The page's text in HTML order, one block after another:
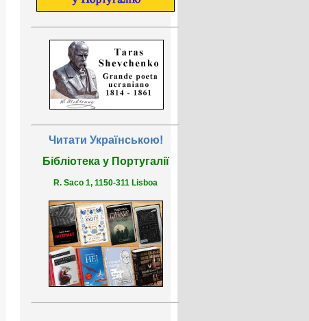
Читати Українською!
Бібліотека у Португалії
R. Saco 1, 1150-311 Lisboa